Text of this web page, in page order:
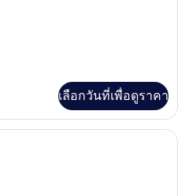
เลือกวันที่เพื่อดูราคา
อพาร์ทเมนท์ | เครื่องนอนระดับพรีเมี